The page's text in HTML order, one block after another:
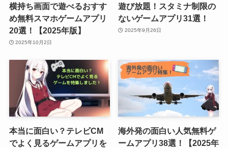
横持ち画面で遊べるおすす
め無料スマホゲームアプリ
20選！【2025年版】
2025年10月2日
遊び放題！スタミナ制限の
ないゲームアプリ31選！
2025年9月26日
本当に面白い？テレビCM
でよく見るゲームアプリを
海外発の面白い人気無料ゲ
ームアプリ38選！【2025年